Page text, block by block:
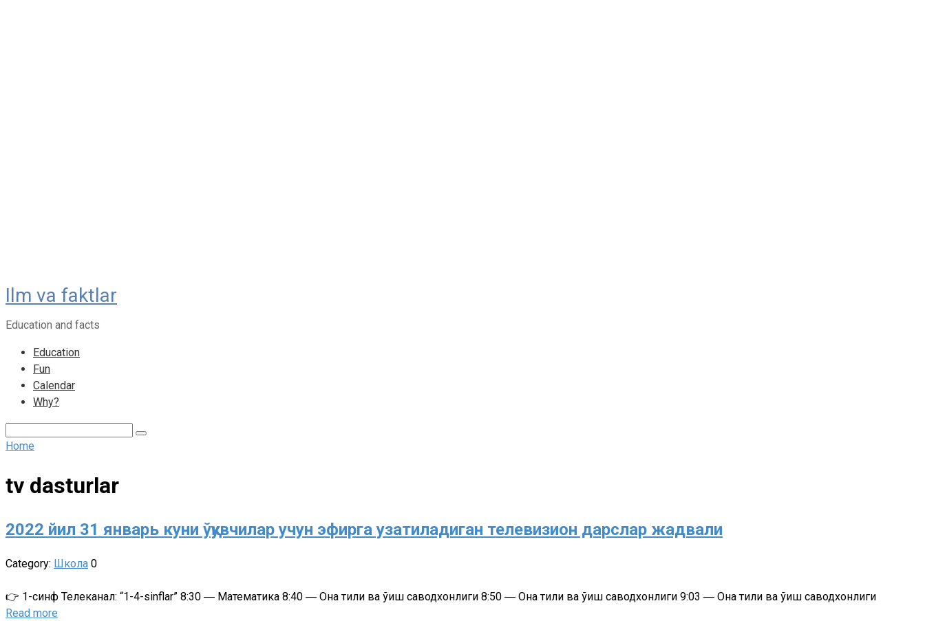
Skip
to
content
Ilm va faktlar
Education and facts
Education
Fun
Calendar
Why?
Home
tv dasturlar
2022 йил 31 январь куни ўқувчилар учун эфирга узатиладиган телевизион дарслар жадвали
Category: Школа 0
👉 1-синф Телеканал: “1-4-sinflar” 8:30 ― Математика 8:40 ― Она тили ва ўқиш саводхонлиги 8:50 ― Она тили ва ўқиш саводхонлиги 9:03 ― Она тили ва ўқиш саводхонлиги
Read more